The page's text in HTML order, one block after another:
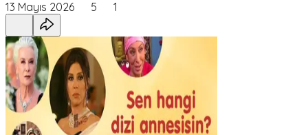
13 Mayıs 2026 5 1